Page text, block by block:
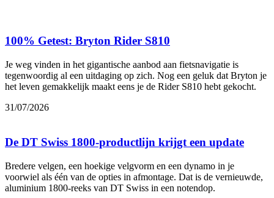
100% Getest: Bryton Rider S810
Je weg vinden in het gigantische aanbod aan fietsnavigatie is
tegenwoordig al een uitdaging op zich. Nog een geluk dat Bryton je
het leven gemakkelijk maakt eens je de Rider S810 hebt gekocht.
31/07/2026
De DT Swiss 1800-productlijn krijgt een update
Bredere velgen, een hoekige velgvorm en een dynamo in je
voorwiel als één van de opties in afmontage. Dat is de vernieuwde,
aluminium 1800-reeks van DT Swiss in een notendop.